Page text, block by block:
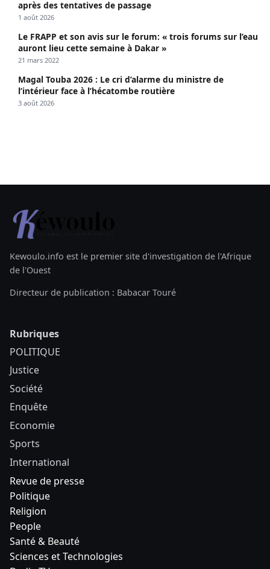
après des tentatives de passage
1 août 2026
Le FRAPP et son avis sur le forum: « trois forums sur l’eau
auront lieu cette semaine à Dakar »
21 mars 2022
Magal Touba 2026 : Le cri d’alarme du ministre de
l’intérieur face à l’hécatombe routière
3 août 2026
Kewoulo.info est le premier site d'investigation de l'Afrique
de l'Ouest
Directeur de publication : Babacar Touré
Rubriques
POLITIQUE
Justice
Société
Enquête
Economie
Sports
International
Revue de presse
Politique
Religion
People
Santé & Beauté
Sciences et Technologies